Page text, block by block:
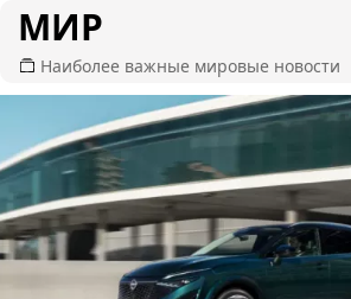
МИР
Наиболее важные мировые новости